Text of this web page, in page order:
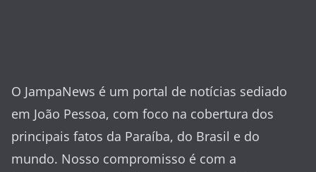
O JampaNews é um portal de notícias sediado
em João Pessoa, com foco na cobertura dos
principais fatos da Paraíba, do Brasil e do
mundo. Nosso compromisso é com a